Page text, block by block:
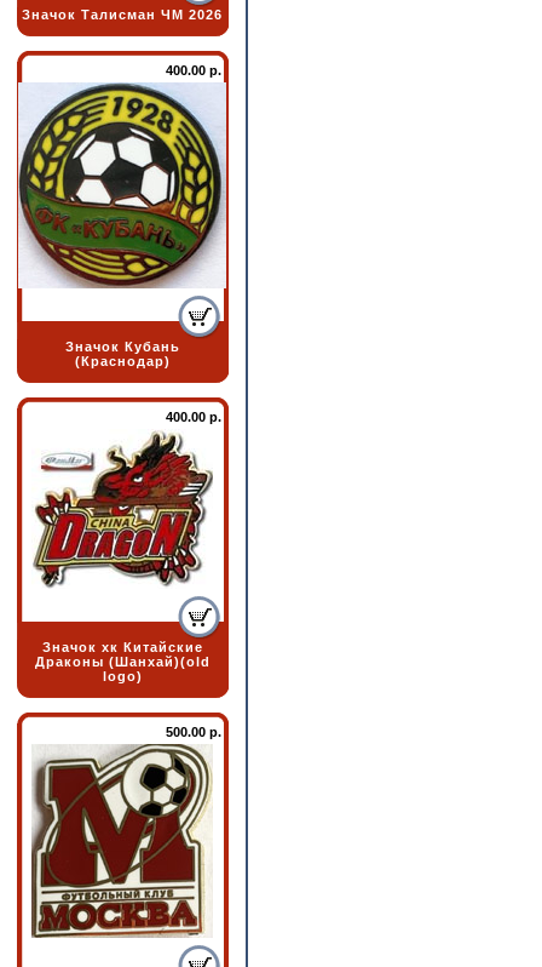
Значок Талисман ЧМ 2026
400.00 р.
Значок Кубань
(Краснодар)
400.00 р.
Значок хк Китайские
Драконы (Шанхай)(old
logo)
500.00 р.